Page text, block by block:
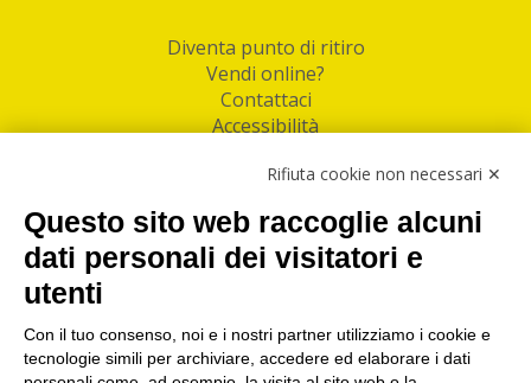
Diventa punto di ritiro
Vendi online?
Contattaci
Accessibilità
Facebook
Linkedin
I nostri punti di ritiro e spedizione pacchi nelle
maggiori città italiane
Torino|Milano|Roma|Bologna|Firenze| Genova
Rifiuta cookie non necessari ✕
Questo sito web raccoglie alcuni
dati personali dei visitatori e
utenti
Con il tuo consenso, noi e i nostri partner utilizziamo i cookie e
tecnologie simili per archiviare, accedere ed elaborare i dati